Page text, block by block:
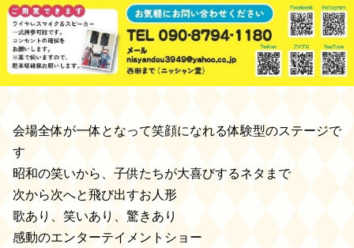
会場全体が一体となって笑顔になれる体験型のステージで
す
昭和の笑いから、子供たちが大喜びするネタまで
次から次へと飛び出すお人形
歌あり、笑いあり、驚きあり
感動のエンターテイメントショー